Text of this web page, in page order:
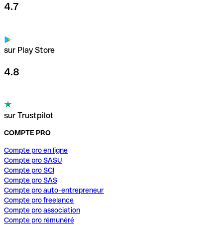
4.7
sur Play Store
4.8
sur Trustpilot
COMPTE PRO
Compte pro en ligne
Compte pro SASU
Compte pro SCI
Compte pro SAS
Compte pro auto-entrepreneur
Compte pro freelance
Compte pro association
Compte pro rémunéré